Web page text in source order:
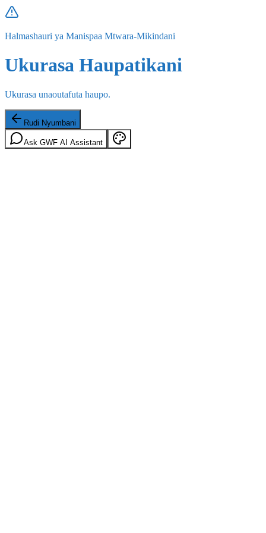
Halmashauri ya Manispaa Mtwara-Mikindani
Ukurasa Haupatikani
Ukurasa unaoutafuta haupo.
Rudi Nyumbani
Ask GWF AI Assistant